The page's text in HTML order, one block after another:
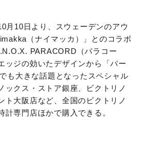
月10日より、スウェーデンのアウ
（ナイマッカ）」とのコラボ
PARACORD（パラコー
ッジの効いたデザインから「バー
も大きな話題となったスペシャル
ックス・ストア銀座、ビクトリノ
ト大阪店など、全国のビクトリノ
計専門店ほかで購入できる。